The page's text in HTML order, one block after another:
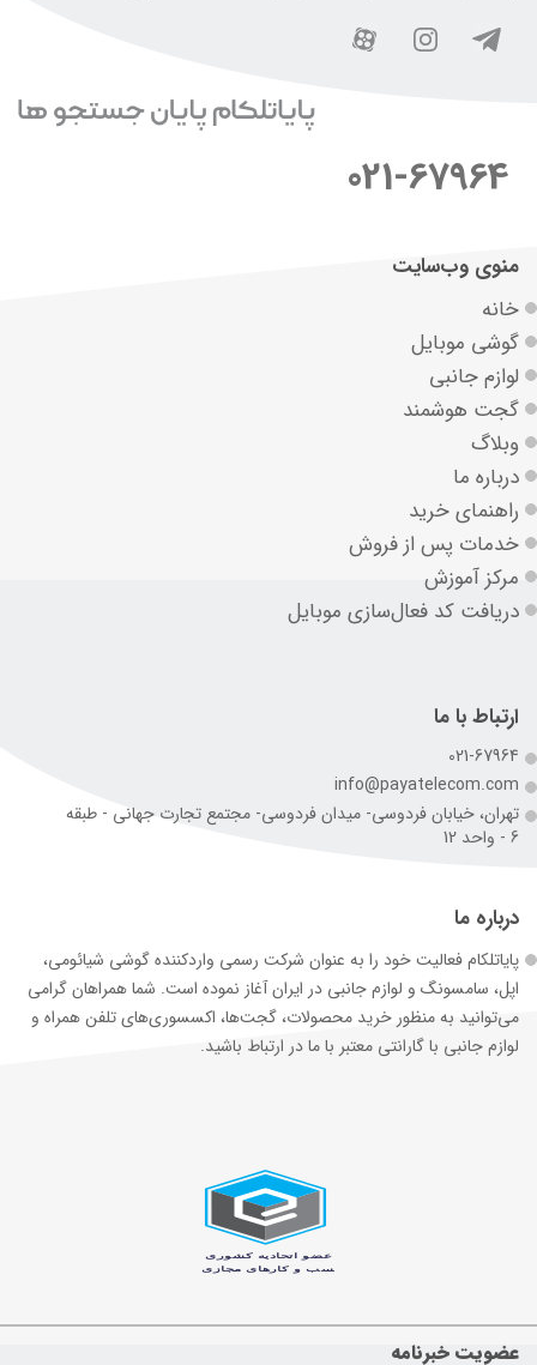
021-67964
منوی وب‌سایت
خانه
گوشی موبایل
لوازم جانبی
گجت هوشمند
وبلاگ
درباره ما
راهنمای خرید
خدمات پس از فروش
مرکز آموزش
دریافت کد فعال‌سازی موبایل
ارتباط با ما
021-67964
info@payatelecom.com
تهران، خیابان فردوسی- میدان فردوسی- مجتمع تجارت جهانی - طبقه
6 - واحد 12
درباره ما
پایاتلکام فعالیت خود را به عنوان شرکت رسمی وارد‌کننده گوشی شیائومی،
اپل، سامسونگ و لوازم جانبی در ایران آغاز نموده است. شما همراهان گرامی
می‌توانید به منظور خرید محصولات، گجت‌ها، اکسسوری‌های تلفن همراه و
لوازم جانبی با گارانتی معتبر با ما در ارتباط باشید.
عضویت خبرنامه